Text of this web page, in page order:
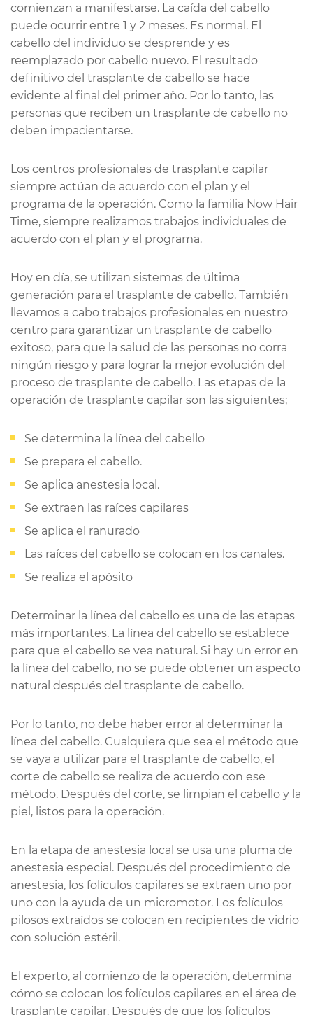
comienzan a manifestarse. La caída del cabello
puede ocurrir entre 1 y 2 meses. Es normal. El
cabello del individuo se desprende y es
reemplazado por cabello nuevo. El resultado
definitivo del trasplante de cabello se hace
evidente al final del primer año. Por lo tanto, las
personas que reciben un trasplante de cabello no
deben impacientarse.
Los centros profesionales de trasplante capilar
siempre actúan de acuerdo con el plan y el
programa de la operación. Como la familia Now Hair
Time, siempre realizamos trabajos individuales de
acuerdo con el plan y el programa.
Hoy en día, se utilizan sistemas de última
generación para el trasplante de cabello. También
llevamos a cabo trabajos profesionales en nuestro
centro para garantizar un trasplante de cabello
exitoso, para que la salud de las personas no corra
ningún riesgo y para lograr la mejor evolución del
proceso de trasplante de cabello. Las etapas de la
operación de trasplante capilar son las siguientes;
Se determina la línea del cabello
Se prepara el cabello.
Se aplica anestesia local.
Se extraen las raíces capilares
Se aplica el ranurado
Las raíces del cabello se colocan en los canales.
Se realiza el apósito
Determinar la línea del cabello es una de las etapas
más importantes. La línea del cabello se establece
para que el cabello se vea natural. Si hay un error en
la línea del cabello, no se puede obtener un aspecto
natural después del trasplante de cabello.
Por lo tanto, no debe haber error al determinar la
línea del cabello. Cualquiera que sea el método que
se vaya a utilizar para el trasplante de cabello, el
corte de cabello se realiza de acuerdo con ese
método. Después del corte, se limpian el cabello y la
piel, listos para la operación.
En la etapa de anestesia local se usa una pluma de
anestesia especial. Después del procedimiento de
anestesia, los folículos capilares se extraen uno por
uno con la ayuda de un micromotor. Los folículos
pilosos extraídos se colocan en recipientes de vidrio
con solución estéril.
El experto, al comienzo de la operación, determina
cómo se colocan los folículos capilares en el área de
trasplante capilar. Después de que los folículos